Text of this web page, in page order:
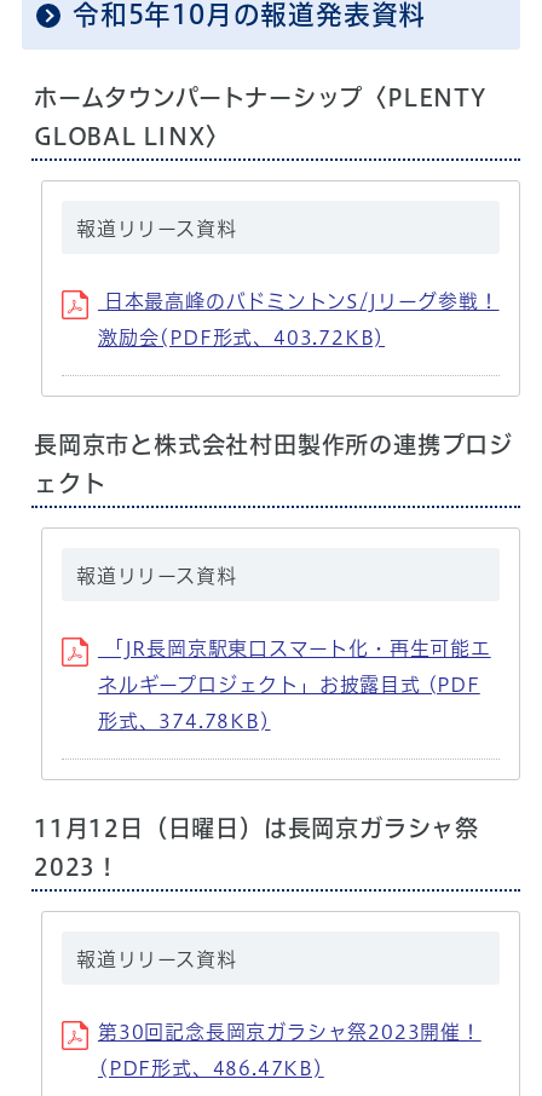
令和5年10月の報道発表資料
ホームタウンパートナーシップ〈PLENTY
GLOBAL LINX〉
報道リリース資料
日本最高峰のバドミントンS/Jリーグ参戦！
激励会(PDF形式、403.72KB)
長岡京市と株式会社村田製作所の連携プロジ
ェクト
報道リリース資料
「JR長岡京駅東口スマート化・再生可能エ
ネルギープロジェクト」お披露目式 (PDF
形式、374.78KB)
11月12日（日曜日）は長岡京ガラシャ祭
2023！
報道リリース資料
第30回記念長岡京ガラシャ祭2023開催！
(PDF形式、486.47KB)